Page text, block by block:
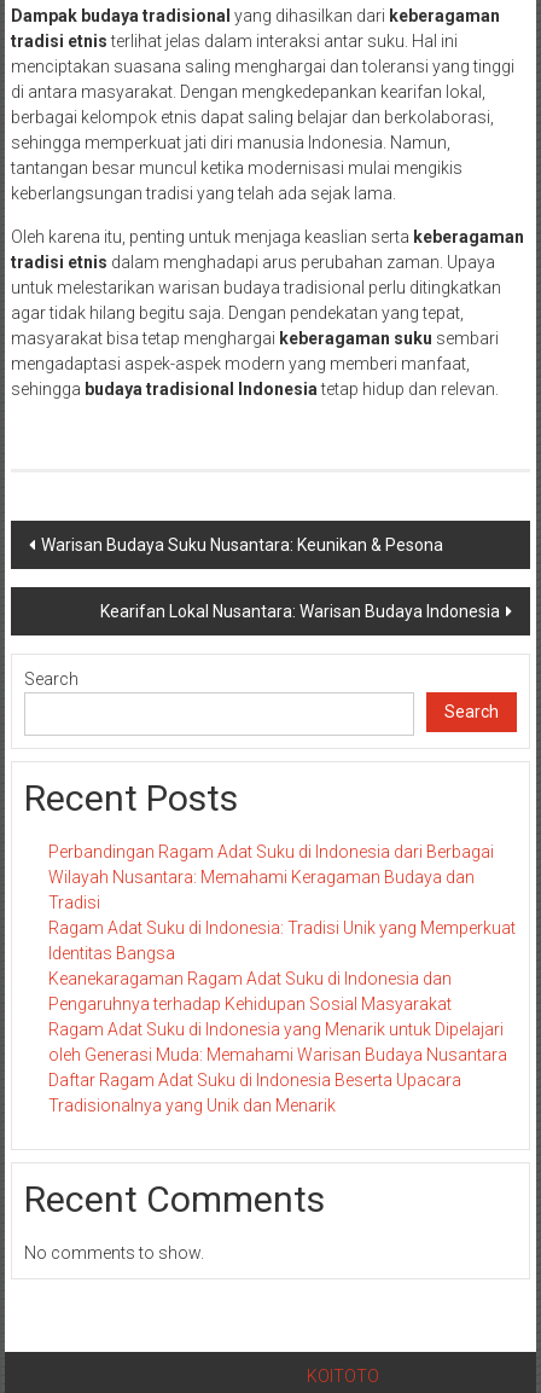
Dampak budaya tradisional yang dihasilkan dari keberagaman
tradisi etnisterlihat jelas dalam interaksi antar suku. Hal ini
menciptakan suasana saling menghargai dan toleransi yang tinggi
di antara masyarakat. Dengan mengkedepankan kearifan lokal,
berbagai kelompok etnis dapat saling belajar dan berkolaborasi,
sehingga memperkuat jati diri manusia Indonesia. Namun,
tantangan besar muncul ketika modernisasi mulai mengikis
keberlangsungan tradisi yang telah ada sejak lama.
Oleh karena itu, penting untuk menjaga keaslian serta keberagaman
tradisi etnis dalam menghadapi arus perubahan zaman. Upaya
untuk melestarikan warisan budaya tradisional perlu ditingkatkan
agar tidak hilang begitu saja. Dengan pendekatan yang tepat,
masyarakat bisa tetap menghargai keberagaman suku sembari
mengadaptasi aspek-aspek modern yang memberi manfaat,
sehingga budaya tradisional Indonesiatetap hidup dan relevan.
Post
navigation
Warisan Budaya Suku Nusantara: Keunikan & Pesona
Kearifan Lokal Nusantara: Warisan Budaya Indonesia
Search
Search
Recent Posts
Perbandingan Ragam Adat Suku di Indonesia dari Berbagai
Wilayah Nusantara: Memahami Keragaman Budaya dan
Tradisi
Ragam Adat Suku di Indonesia: Tradisi Unik yang Memperkuat
Identitas Bangsa
Keanekaragaman Ragam Adat Suku di Indonesia dan
Pengaruhnya terhadap Kehidupan Sosial Masyarakat
Ragam Adat Suku di Indonesia yang Menarik untuk Dipelajari
oleh Generasi Muda: Memahami Warisan Budaya Nusantara
Daftar Ragam Adat Suku di Indonesia Beserta Upacara
Tradisionalnya yang Unik dan Menarik
Recent Comments
No comments to show.
KOITOTO